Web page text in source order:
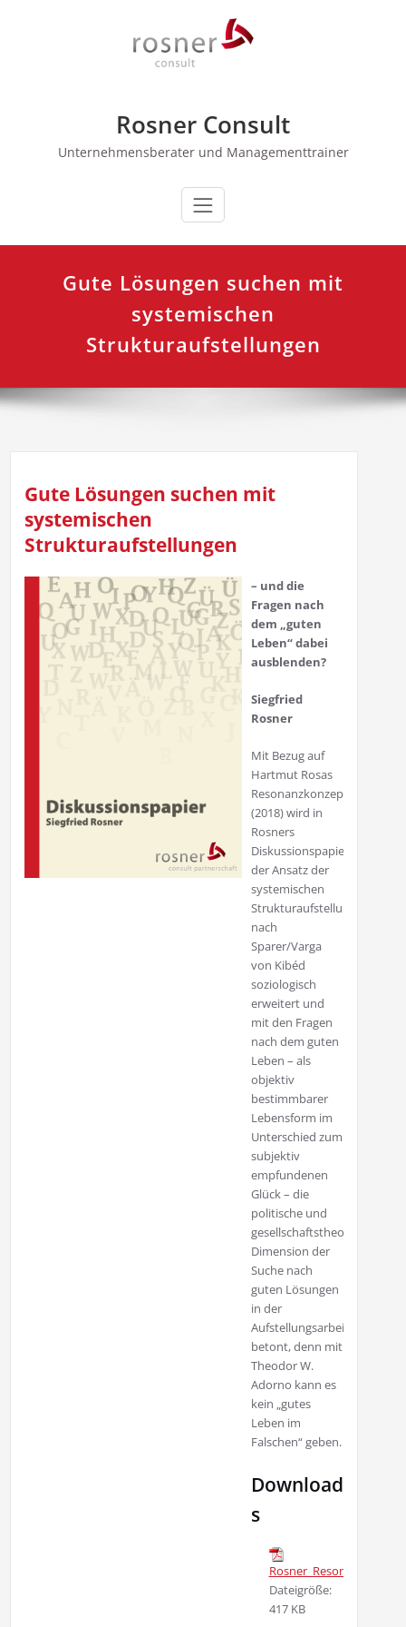
Rosner Consult
Unternehmensberater und Managementtrainer
Gute Lösungen suchen mit
systemischen
Strukturaufstellungen
Gute Lösungen suchen mit
systemischen
Strukturaufstellungen
– und die
Fragen nach
dem „guten
Leben“dabei
ausblenden?
Siegfried
Rosner
Mit Bezug auf
Hartmut Rosas
Resonanzkonzept
(2018) wird in
Rosners
Diskussionspapier
der Ansatz der
systemischen
Strukturaufstellungen
nach
Sparer/Varga
von Kibéd
soziologisch
erweitert und
mit den Fragen
nach dem guten
Leben – als
objektiv
bestimmbarer
Lebensform im
Unterschied zum
subjektiv
empfundenen
Glück – die
politische und
gesellschaftstheoretische
Dimension der
Suche nach
guten Lösungen
in der
Aufstellungsarbeit
betont, denn mit
Theodor W.
Adorno kann es
kein „gutes
Leben im
Falschen“ geben.
Download
s
Dateigröße:
417 KB